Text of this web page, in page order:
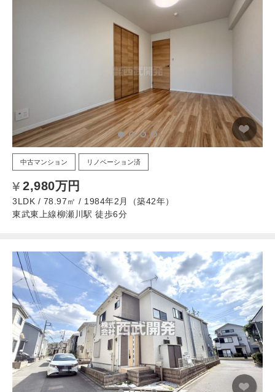
中古マンション リノベーション済
2,980万円
3LDK / 78.97㎡ / 1984年2月（築42年）
東武東上線柳瀬川駅 徒歩6分